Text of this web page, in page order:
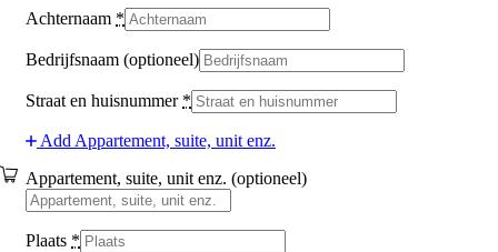
Achternaam *
Bedrijfsnaam (optioneel)
Straat en huisnummer *
Add Appartement, suite, unit enz.
Appartement, suite, unit enz. (optioneel)
Plaats *